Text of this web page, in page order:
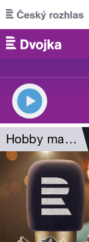
Přejít k hlavnímu
Hobby magazín